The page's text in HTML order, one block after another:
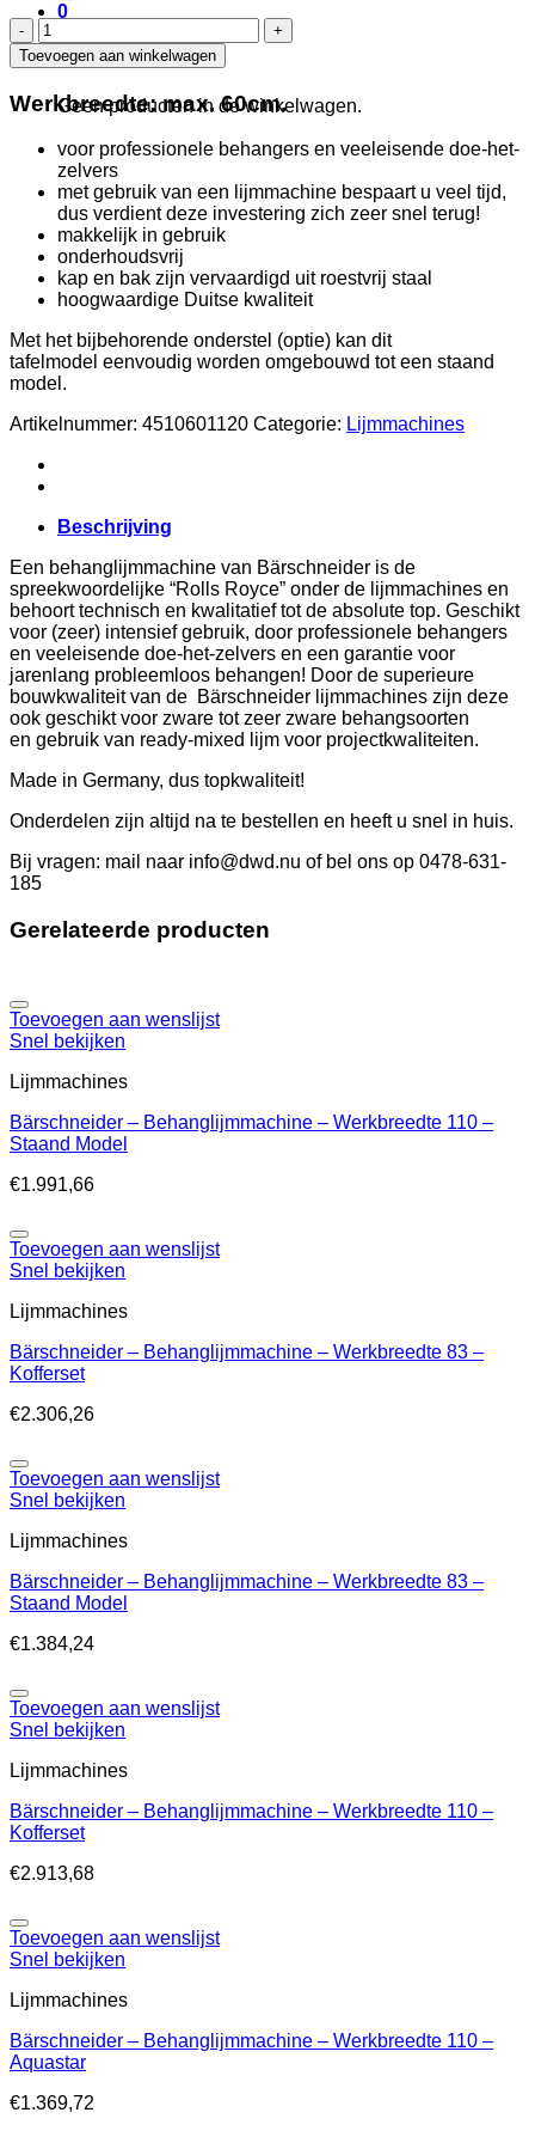
0
Winkelwagen
Geen producten in de winkelwagen.
Bärschneider
-
Behanglijmmachine
Werkbreedte
-
Tafel
Model
aantal
Toevoegen aan winkelwagen
Werkbreedte: max. 60cm.
voor professionele behangers en veeleisende doe-het-
zelvers
met gebruik van een lijmmachine bespaart u veel tijd,
dus verdient deze investering zich zeer snel terug!
makkelijk in gebruik
onderhoudsvrij
kap en bak zijn vervaardigd uit roestvrij staal
hoogwaardige Duitse kwaliteit
Met het bijbehorende onderstel (optie) kan dit
tafelmodel eenvoudig worden omgebouwd tot een staand
model.
Artikelnummer: 4510601120 Categorie: Lijmmachines
Beschrijving
Een behanglijmmachine van Bärschneider is de
spreekwoordelijke “Rolls Royce” onder de lijmmachines en
behoort technisch en kwalitatief tot de absolute top. Geschikt
voor (zeer) intensief gebruik, door professionele behangers
en veeleisende doe-het-zelvers en een garantie voor
jarenlang probleemloos behangen! Door de superieure
bouwkwaliteit van de Bärschneider lijmmachines zijn deze
ook geschikt voor zware tot zeer zware behangsoorten
en gebruik van ready-mixed lijm voor projectkwaliteiten.
Made in Germany, dus topkwaliteit!
Onderdelen zijn altijd na te bestellen en heeft u snel in huis.
Bij vragen: mail naar info@dwd.nu of bel ons op 0478-631-
185
Gerelateerde producten
Toevoegen aan wenslijst
Snel bekijken
Lijmmachines
Bärschneider – Behanglijmmachine – Werkbreedte 110 –
Staand Model
€1.991,66
Toevoegen aan wenslijst
Snel bekijken
Lijmmachines
Bärschneider – Behanglijmmachine – Werkbreedte 83 –
Kofferset
€2.306,26
Toevoegen aan wenslijst
Snel bekijken
Lijmmachines
Bärschneider – Behanglijmmachine – Werkbreedte 83 –
Staand Model
€1.384,24
Toevoegen aan wenslijst
Snel bekijken
Lijmmachines
Bärschneider – Behanglijmmachine – Werkbreedte 110 –
Kofferset
€2.913,68
Toevoegen aan wenslijst
Snel bekijken
Lijmmachines
Bärschneider – Behanglijmmachine – Werkbreedte 110 –
Aquastar
€1.369,72